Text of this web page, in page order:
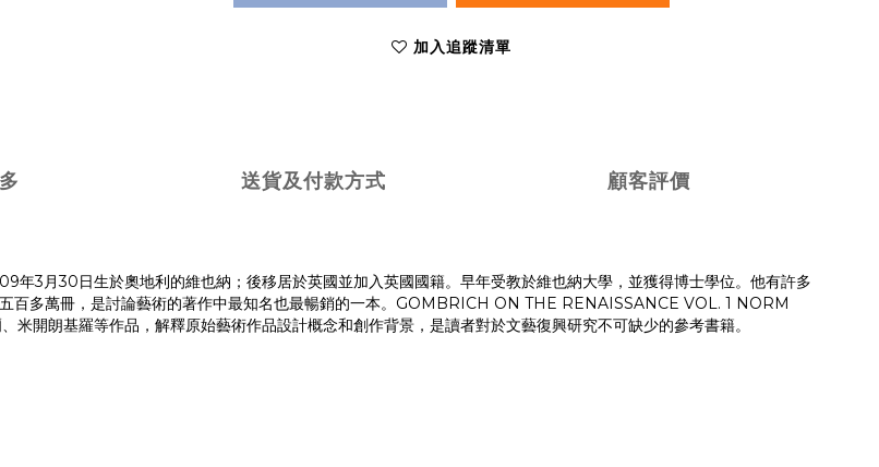
加入追蹤清單
送貨及付款方式 顧客評價
3月30日生於奧地利的維也納；後移居於英國並加入英國國籍。早年受教於維也納大學，並獲得博士學位。他有許多
百多萬冊，是討論藝術的著作中最知名也最暢銷的一本。GOMBRICH ON THE RENAISSANCE VOL. 1 NORM
開朗基羅等作品，解釋原始藝術作品設計概念和創作背景，是讀者對於文藝復興研究不可缺少的參考書籍。